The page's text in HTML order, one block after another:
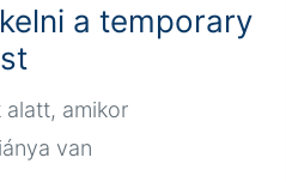
a temporary
alatt, amikor
van